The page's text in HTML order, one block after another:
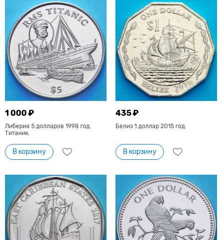
1 000 ₽
Либерия 5 долларов 1998 год.
Титаник.
В корзину
435 ₽
Белиз 1 доллар 2015 год.
В корзину